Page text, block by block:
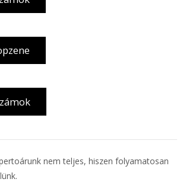
nem teljes, hiszen folyamatosan